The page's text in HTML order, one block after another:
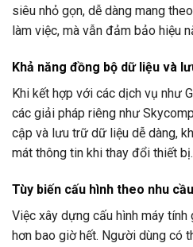
siêu nhỏ gọn, dễ dàng mang
làm việc, mà vẫn đảm bảo hiệu
Khả năng đồng bộ dữ liệu và
Khi kết hợp với các dịch vụ như
các giải pháp riêng như
cập và lưu trữ dữ liệu dễ dàng,
mát thông tin khi thay đổi thiết bị.
Tùy biến cấu hình theo nhu cầu
Việc xây dựng cấu hình máy
hơn bao giờ hết. Người dùng có